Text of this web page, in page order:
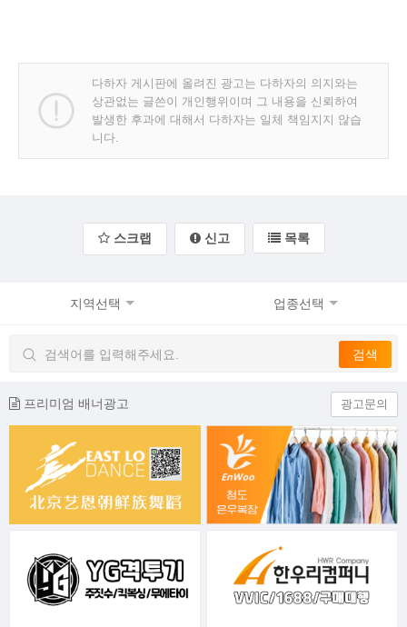
다하자 게시판에 올려진 광고는 다하자의 의지와는
상관없는 글쓴이 개인행위이며 그 내용을 신뢰하여
발생한 후과에 대해서 다하자는 일체 책임지지 않습
니다.
스크랩 신고 목록
지역선택 업종선택
프리미엄 배너광고 광고문의